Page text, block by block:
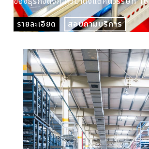
รายละเอียด
สอบถามบริการ